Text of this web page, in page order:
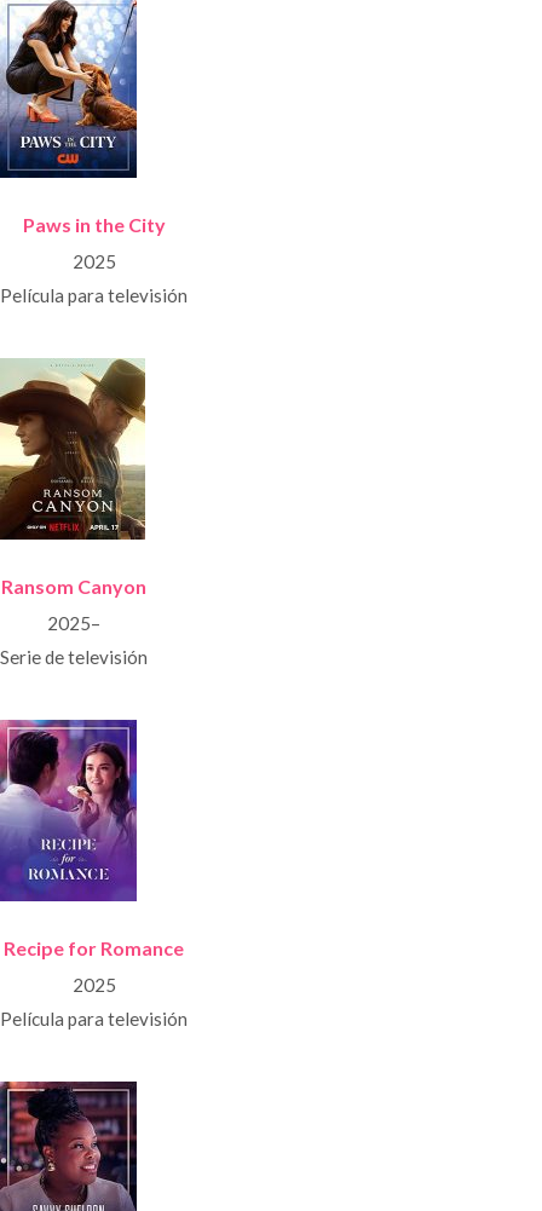
Paws in the City
2025
Película para televisión
Ransom Canyon
2025–
Serie de televisión
Recipe for Romance
2025
Película para televisión